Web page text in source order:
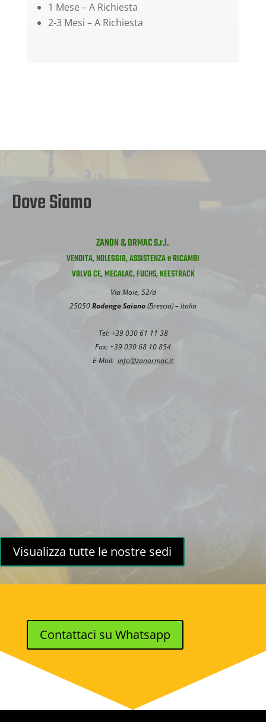
1 Mese – A Richiesta
2-3 Mesi – A Richiesta
Dove Siamo
ZANON & ORMAC S.r.l.
VENDITA, NOLEGGIO, ASSISTENZA e RICAMBI
VOLVO CE, MECALAC, FUCHS, KEESTRACK
Via Moie, 52/d
25050Rodengo Saiano(Brescia) – Italia
Tel: +39 030 61 11 38
Fax: +39 030 68 10 854
E-Mail: info@zanormac.it
Visualizza tutte le nostre sedi
Contattaci su Whatsapp